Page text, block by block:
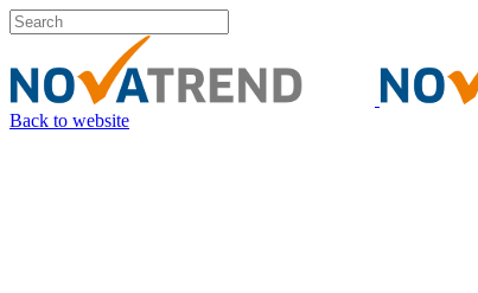
Back to website